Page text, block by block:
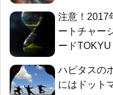
注意！2017
ートチャー
ードTOKYU
ハピタスの
にはドット